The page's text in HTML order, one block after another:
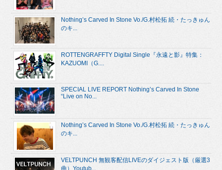
Nothing’s Carved In Stone Vo./G.村松拓 続・たっきゅん
のキ...
ROTTENGRAFFTY Digital Single『永遠と影』特集：
KAZUOMI（G....
SPECIAL LIVE REPORT Nothing’s Carved In Stone
“Live on No...
Nothing’s Carved In Stone Vo./G.村松拓 続・たっきゅん
のキ...
VELTPUNCH 無観客配信LIVEのダイジェスト版（厳選3
曲）Youtub...